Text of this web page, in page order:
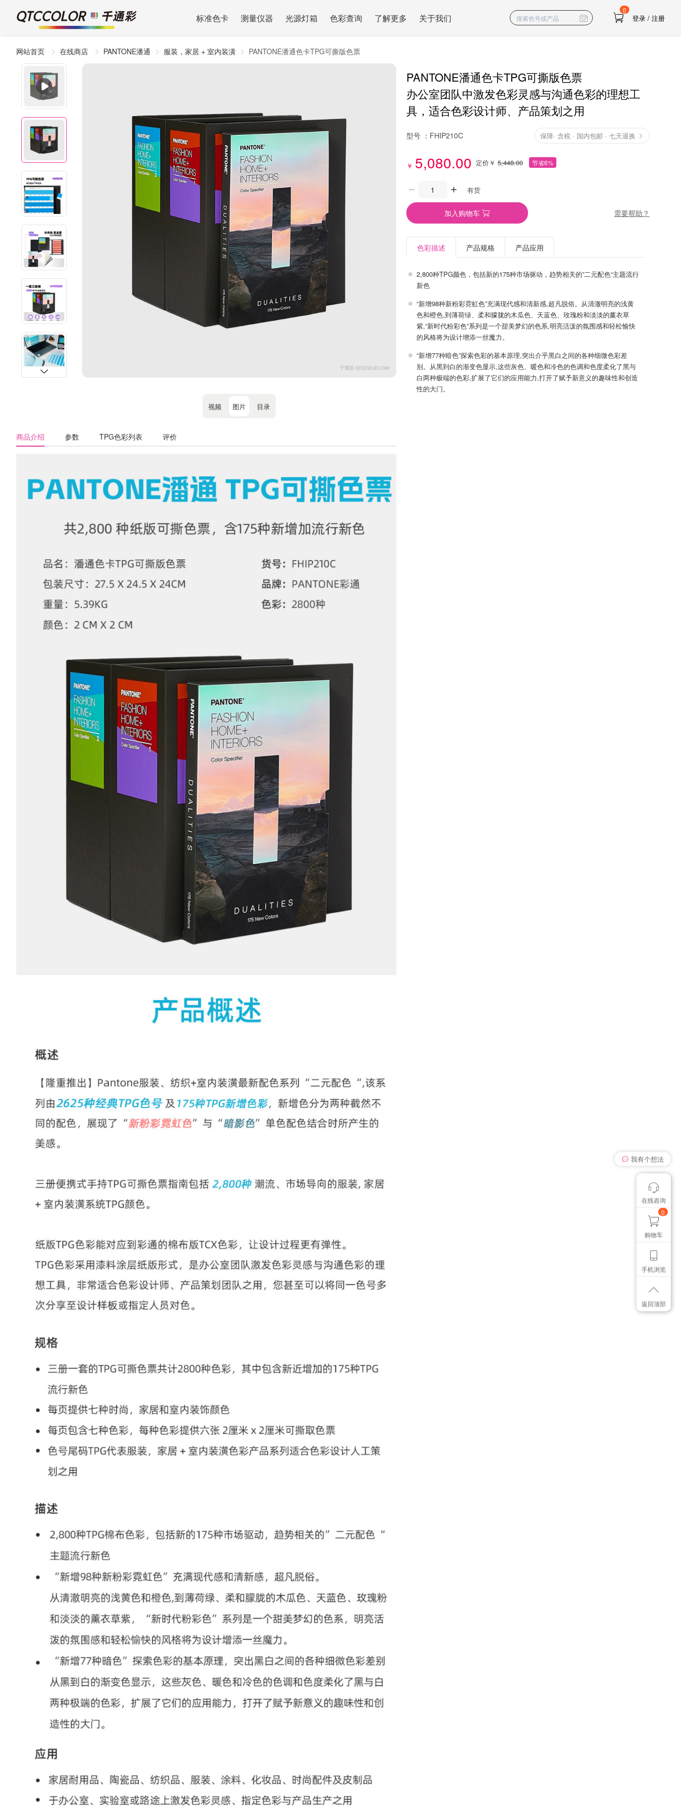
标准色卡 测量仪器 光源灯箱 色彩查询 了解更多 关于我们
0
登录 / 注册
网站首页 在线商店 PANTONE潘通 服装，家居 + 室内装潢 PANTONE潘通色卡TPG可撕版色票
视频 图片 目录
商品介绍 参数 TPG色彩列表 评价
PANTONE潘通色卡TPG可撕版色票
办公室团队中激发色彩灵感与沟通色彩的理想工
具，适合色彩设计师、产品策划之用
型号 ： FHIP210C 保障· 含税 · 国内包邮 · 七天退换
￥ 5,080.00 定价￥ 5,448.00 节省6%
有货
加入购物车 需要帮助？
色彩描述 产品规格 产品应用
2,800种TPG颜色，包括新的175种市场驱动，趋势相关的”二元配色“主题流行
新色
“新增98种新粉彩霓虹色”充满现代感和清新感,超凡脱俗。从清澈明亮的浅黄
色和橙色,到薄荷绿、柔和朦胧的木瓜色、天蓝色、玫瑰粉和淡淡的薰衣草
紫,“新时代粉彩色”系列是一个甜美梦幻的色系,明亮活泼的氛围感和轻松愉快
的风格将为设计增添一丝魔力。
“新增77种暗色”探索色彩的基本原理,突出介乎黑白之间的各种细微色彩差
别。从黑到白的渐变色显示,这些灰色、暖色和冷色的色调和色度柔化了黑与
白两种极端的色彩,扩展了它们的应用能力,打开了赋予新意义的趣味性和创造
性的大门。
我有个想法
想找个色卡
颜色管控讨论
在线咨询
0
购物车
手机浏览
返回顶部